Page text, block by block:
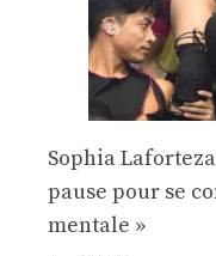
Sophia
pause pour se
mentale »